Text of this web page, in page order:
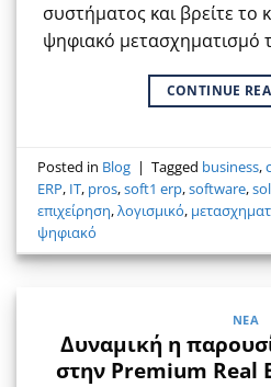
συστήματος και βρείτε το
ψηφιακό μετασχηματισμό
CONTINUE
Posted in Blog | Tagged business,
ERP, IT, pros,soft1 erp,software,
επιχείρηση,λογισμικό,
ψηφιακό
ΝΈΑ
Δυναμική η
στην Premium Real